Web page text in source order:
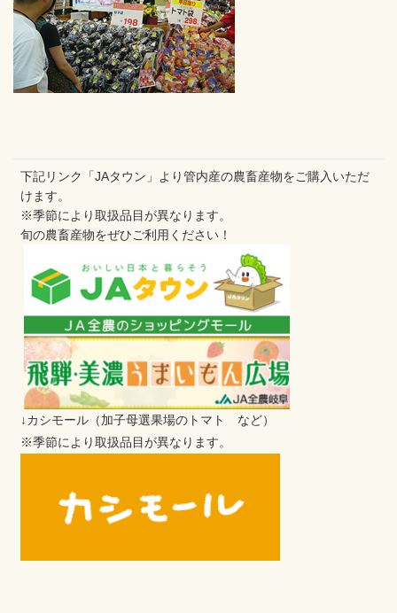
下記リンク「JAタウン」より管内産の農畜産物をご購入いただ
けます。
※季節により取扱品目が異なります。
旬の農畜産物をぜひご利用ください！
↓カシモール（加子母選果場のトマト など）
※季節により取扱品目が異なります。